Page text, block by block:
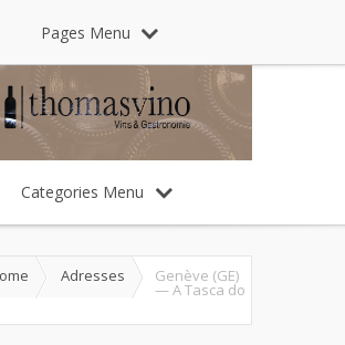
Pages Menu
Categories Menu
Adresses Genève (GE)
— A Tasca do